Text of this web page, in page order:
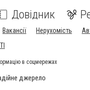
Довідник
Вакансії Нерухомість
в соцмережах
джерело